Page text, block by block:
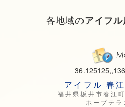
各地域のアイフ
アイフル 春
福井県坂井市春江
ホープテ